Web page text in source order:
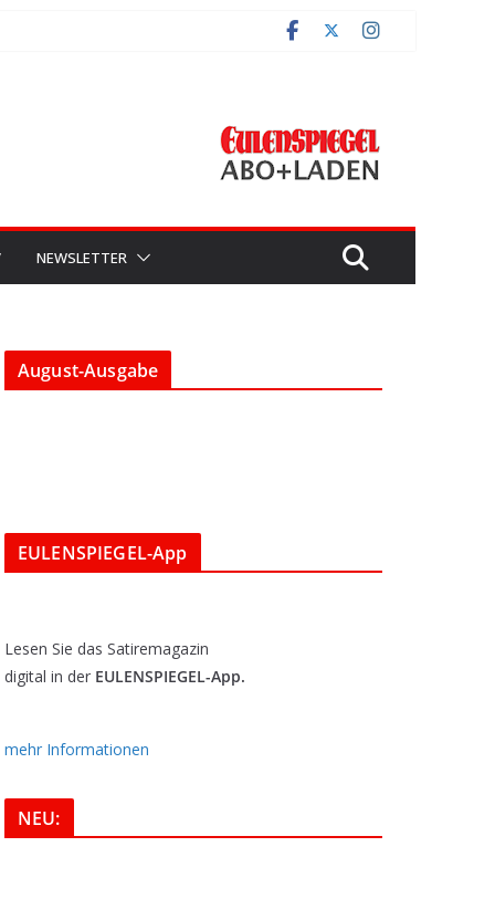
NEWSLETTER
August-Ausgabe
EULENSPIEGEL-App
Lesen Sie das Satiremagazin
digital in der EULENSPIEGEL-App.
mehr Informationen
NEU: